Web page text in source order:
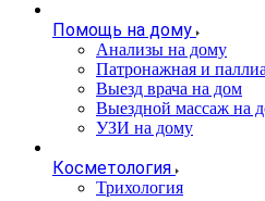
Помощь на дому
Анализы на дому
Патронажная и
Выезд врача на дом
Выездной массаж на
УЗИ на дому
Косметология
Трихология